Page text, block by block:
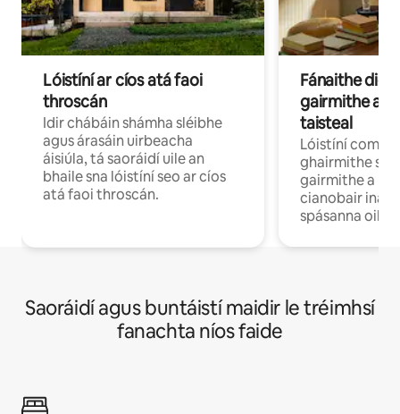
Lóistíní ar cíos atá faoi
throscán
Idir chábáin shámha sléibhe
agus árasáin uirbeacha
áisiúla, tá saoráidí uile an
bhaile sna lóistíní seo ar cíos
atá faoi throscán.
Fánaithe
gairmithe a
taisteal
Lóistíní
ghairmithe
gairmithe a
cianobair ina
spásanna
Saoráidí agus buntáistí maidir le tréimhsí
fanachta níos faide